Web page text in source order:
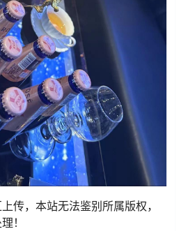
传，本站无法鉴别所属版权，
！